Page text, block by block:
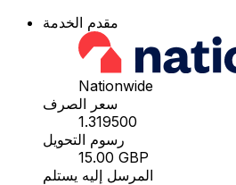
مقدم الخدمة
Nationwide
سعر الصرف
1.319500
رسوم التحويل
15.00 GBP
المرسل إليه يستلم